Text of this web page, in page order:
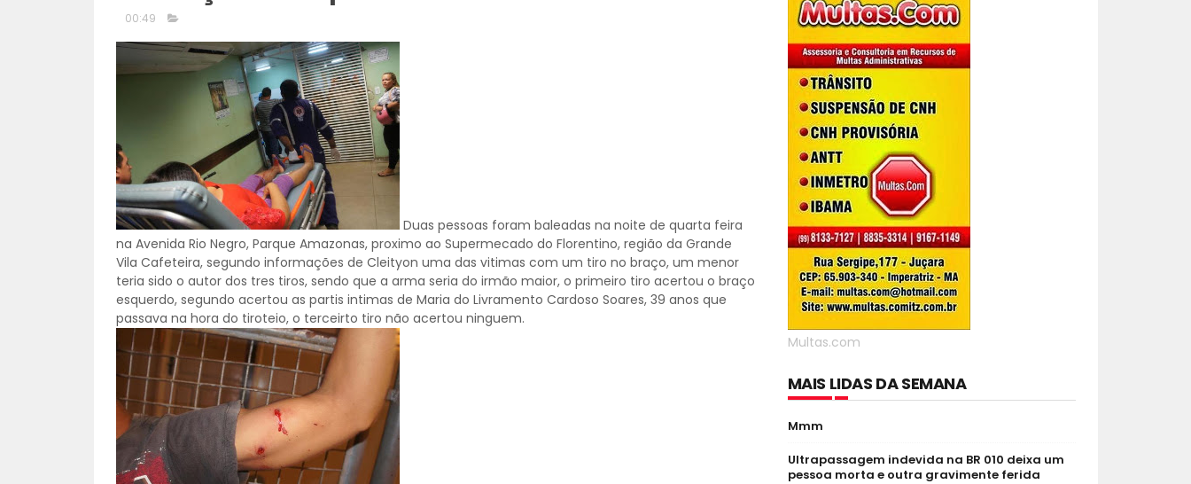
00:49
Duas pessoas foram baleadas na noite de quarta feira
na Avenida Rio Negro, Parque Amazonas, proximo ao Supermecado do Florentino, região da Grande
Vila Cafeteira, segundo informações de Cleityon uma das vitimas com um tiro no braço, um menor
teria sido o autor dos tres tiros, sendo que a arma seria do irmão maior, o primeiro tiro acertou o braço
esquerdo, segundo acertou as partis intimas de Maria do Livramento Cardoso Soares, 39 anos que
passava na hora do tiroteio, o terceirto tiro não acertou ninguem.
Multas.com
MAIS LIDAS DA SEMANA
Mmm
Ultrapassagem indevida na BR 010 deixa um
pessoa morta e outra gravimente ferida